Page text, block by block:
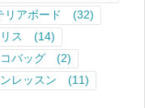
リアボード
(32)
ス
(14)
バッグ
(2)
レッスン
(11)